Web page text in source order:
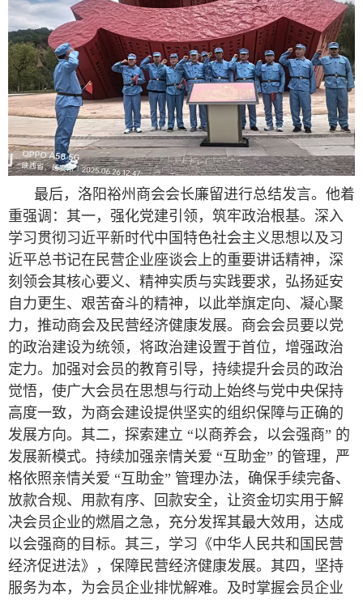
最后，洛阳裕州商会会长廉留进行总结发言。他着
重强调：其一，强化党建引领，筑牢政治根基。深入
学习贯彻习近平新时代中国特色社会主义思想以及习
近平总书记在民营企业座谈会上的重要讲话精神，深
刻领会其核心要义、精神实质与实践要求，弘扬延安
自力更生、艰苦奋斗的精神，以此举旗定向、凝心聚
力，推动商会及民营经济健康发展。商会会员要以党
的政治建设为统领，将政治建设置于首位，增强政治
定力。加强对会员的教育引导，持续提升会员的政治
觉悟，使广大会员在思想与行动上始终与党中央保持
高度一致，为商会建设提供坚实的组织保障与正确的
发展方向。其二，探索建立 “以商养会，以会强商” 的
发展新模式。持续加强亲情关爱 “互助金” 的管理，严
格依照亲情关爱 “互助金” 管理办法，确保手续完备、
放款合规、用款有序、回款安全，让资金切实用于解
决会员企业的燃眉之急，充分发挥其最大效用，达成
以会强商的目标。其三，学习《中华人民共和国民营
经济促进法》，保障民营经济健康发展。其四，坚持
服务为本，为会员企业排忧解难。及时掌握会员企业